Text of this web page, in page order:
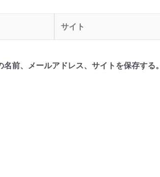
前、メールアドレス、サイトを保存する。